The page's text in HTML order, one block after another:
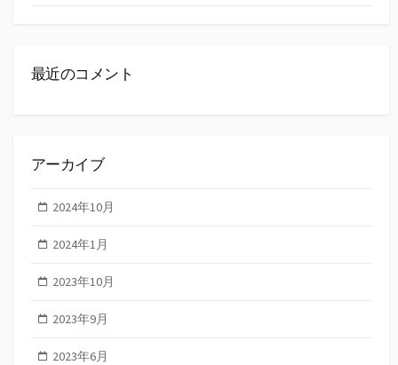
最近のコメント
アーカイブ
2024年10月
2024年1月
2023年10月
2023年9月
2023年6月